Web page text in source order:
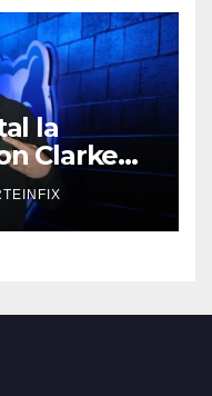
la
Clarke
y